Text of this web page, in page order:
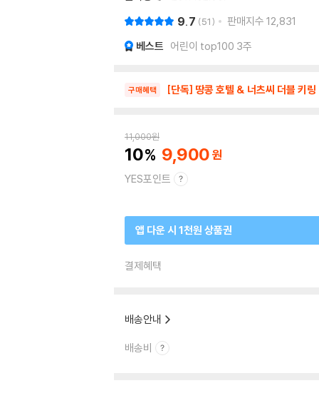
9.7 51 판매지수 12,831
베스트 어린이 top100 3주
구매혜택 [단독] 땅콩 호텔 & 너츠씨 더블 키링
11,000원
10 9,900
YES포인트
앱 다운 시 1천원 상품권
결제혜택
배송안내
배송비